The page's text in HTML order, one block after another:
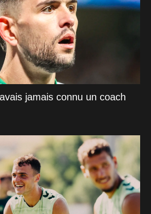
jamais connu un coach